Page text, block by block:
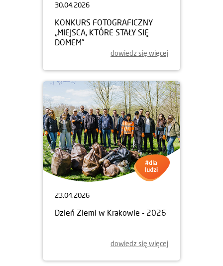
30.04.2026
KONKURS FOTOGRAFICZNY
„MIEJSCA, KTÓRE STAŁY SIĘ
DOMEM”
dowiedz się więcej
23.04.2026
Dzień Ziemi w Krakowie - 2026
dowiedz się więcej